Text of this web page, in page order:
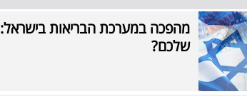
מהפכה במערכת הבריאות
שלכם?